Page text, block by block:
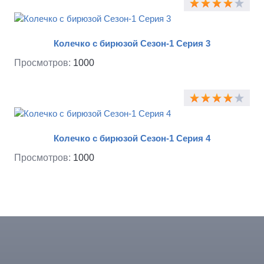
Колечко с бирюзой Сезон-1 Серия 3
Просмотров: 1000
Колечко с бирюзой Сезон-1 Серия 4
Просмотров: 1000